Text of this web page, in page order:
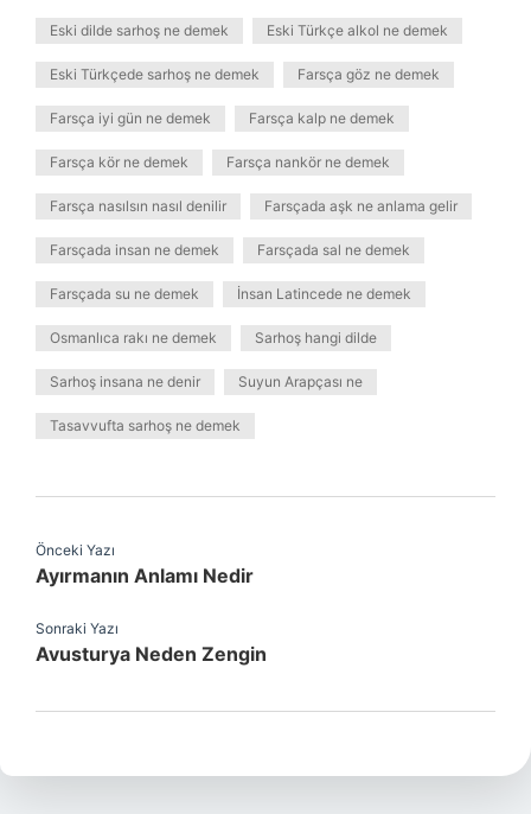
Eski dilde sarhoş ne demek Eski Türkçe alkol ne demek
Eski Türkçede sarhoş ne demek Farsça göz ne demek
Farsça iyi gün ne demek Farsça kalp ne demek
Farsça kör ne demek Farsça nankör ne demek
Farsça nasılsın nasıl denilir Farsçada aşk ne anlama gelir
Farsçada insan ne demek Farsçada sal ne demek
Farsçada su ne demek İnsan Latincede ne demek
Osmanlıca rakı ne demek Sarhoş hangi dilde
Sarhoş insana ne denir Suyun Arapçası ne
Tasavvufta sarhoş ne demek
Önceki Yazı
Ayırmanın Anlamı Nedir
Sonraki Yazı
Avusturya Neden Zengin